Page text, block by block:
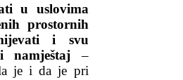
u uslovima
prostornih
i svu
namještaj –
je i da je pri